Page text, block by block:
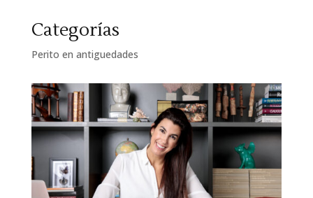
Categorías
Perito en antiguedades